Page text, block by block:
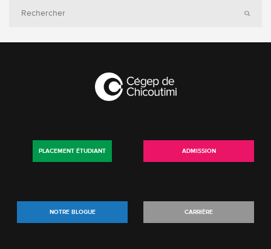
PLACEMENT ÉTUDIANT ADMISSION
NOTRE BLOGUE CARRIÈRE